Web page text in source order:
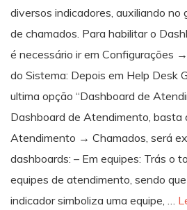
diversos indicadores, auxiliando no
de chamados. Para habilitar o
é necessário ir em Configurações
do Sistema: Depois em Help Desk
ultima opção “Dashboard de
Dashboard de Atendimento, basta
Atendimento → Chamados, será
dashboards: – Em equipes: Trás o
equipes de atendimento, sendo
indicador simboliza uma equipe, …